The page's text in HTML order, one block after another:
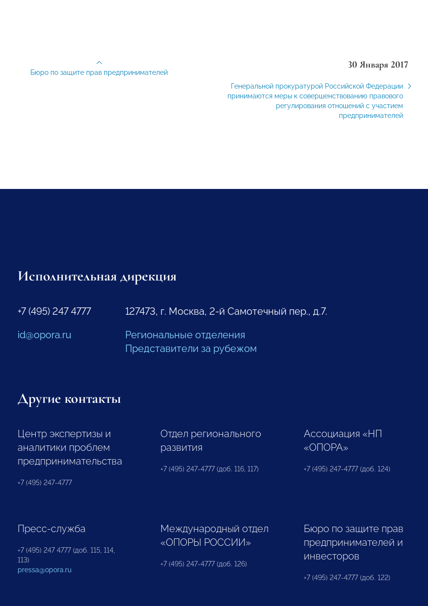
30 Января 2017
Генеральной прокуратурой Российской Федерации
принимаются меры к совершенствованию правового
регулирования отношений с участием
предпринимателей
Бюро по защите прав предпринимателей
Исполнительная дирекция
+7 (495) 247 4777
id@opora.ru
127473, г. Москва, 2-й Самотечный пер., д.7.
Региональные отделения
Представители за рубежом
Другие контакты
Центр экспертизы и
аналитики проблем
предпринимательства
+7 (495) 247-4777
Отдел регионального
развития
+7 (495) 247-4777 (доб. 116, 117)
Ассоциация «НП
«ОПОРА»
+7 (495) 247-4777 (доб. 124)
Пресс-служба
+7 (495) 247 4777 (доб. 115, 114,
113)
pressa@opora.ru
Международный отдел
«ОПОРЫ РОССИИ»
+7 (495) 247-4777 (доб. 126)
Бюро по защите прав
предпринимателей и
инвесторов
+7 (495) 247-4777 (доб. 122)